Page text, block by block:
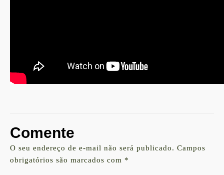
Comente
O seu endereço de e-mail não será publicado. Campos
obrigatórios são marcados com *